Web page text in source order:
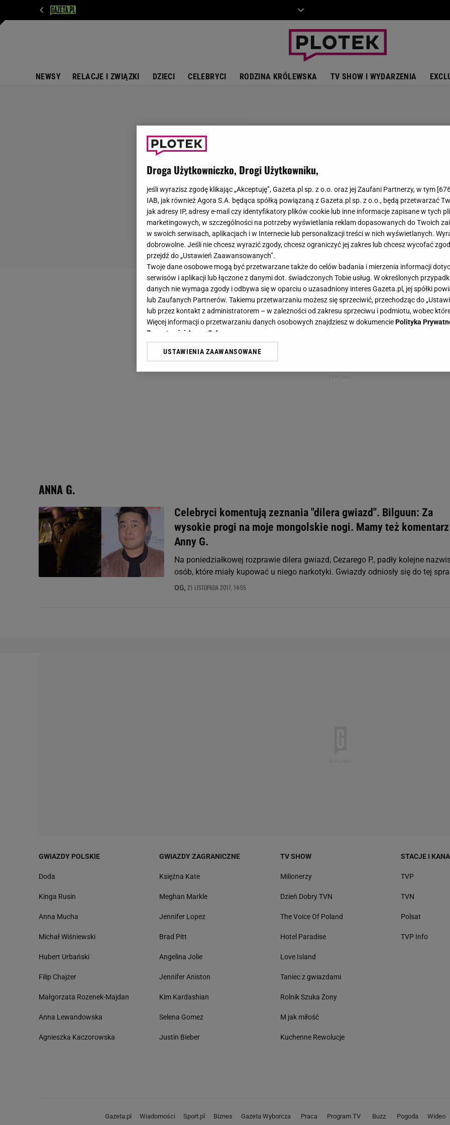
NEWSY RELACJE I ZWIĄZKI DZIECI CELEBRYCI RODZINA KRÓLEWSKA TV SHOW I WYDARZENIA
ANNA G.
Celebryci komentują zeznania "dilera gwiazd". Bilguun: Za
wysokie progi na moje mongolskie nogi. Mamy też komentarz
Anny G.
Na poniedziałkowej rozprawie dilera gwiazd, Cezarego P., padły kolejne
osób, które miały kupować u niego narkotyki. Gwiazdy odniosły się do tej
OG, 21 LISTOPADA 2017, 14:55
GWIAZDY POLSKIE
Doda
Kinga Rusin
Anna Mucha
Michał Wiśniewski
Hubert Urbański
Filip Chajzer
Małgorzata Rozenek-Majdan
Anna Lewandowska
Agnieszka Kaczorowska
GWIAZDY ZAGRANICZNE
Księżna Kate
Meghan Markle
Jennifer Lopez
Brad Pitt
Angelina Jolie
Jennifer Aniston
Kim Kardashian
Selena Gomez
Justin Bieber
TV SHOW
Milionerzy
Dzień Dobry TVN
The Voice Of Poland
Hotel Paradise
Love Island
Taniec z gwiazdami
Rolnik Szuka Żony
M jak miłość
Kuchenne Rewolucje
STACJE I
TVP
TVN
Polsat
TVP Info
Gazeta.pl Wiadomości Sport.pl Biznes Gazeta Wyborcza Praca Program TV Buzz Pogoda Wideo
Droga Użytkowniczko, Drogi Użytkowniku,
jeśli wyrazisz zgodę klikając „Akceptuję”, Gazeta.pl sp. z o.o. oraz jej Zaufani Partnerzy, w tym [
IAB, jak również Agora S.A. będąca spółką powiązaną z Gazeta.pl sp. z o.o., będą przetwarzać
jak adresy IP, adresy e-mail czy identyfikatory plików cookie lub inne informacje zapisane w tych
marketingowych, w szczególności na potrzeby wyświetlania reklam dopasowanych do Twoich
w swoich serwisach, aplikacjach i w Internecie lub personalizacji treści w nich wyświetlanych.
dobrowolne. Jeśli nie chcesz wyrazić zgody, chcesz ograniczyć jej zakres lub chcesz wycofać
przejdź do „Ustawień Zaawansowanych”.
Twoje dane osobowe mogą być przetwarzane także do celów badania i mierzenia informacji
serwisów i aplikacji lub łączone z danymi dot. świadczonych Tobie usług. W określonych
danych nie wymaga zgody i odbywa się w oparciu o uzasadniony interes Gazeta.pl, jej spółki
lub Zaufanych Partnerów. Takiemu przetwarzaniu możesz się sprzeciwić, przechodząc do
lub przez kontakt z administratorem – w zależności od zakresu sprzeciwu i podmiotu, wobec
Więcej informacji o przetwarzaniu danych osobowych znajdziesz w dokumenciePolityka
Prywatności Agora S.A.
Klikając „Akceptuję” wyrażasz też zgodę na zainstalowanie i przechowywanie plików cookie
USTAWIENIA ZAAWANSOWANE